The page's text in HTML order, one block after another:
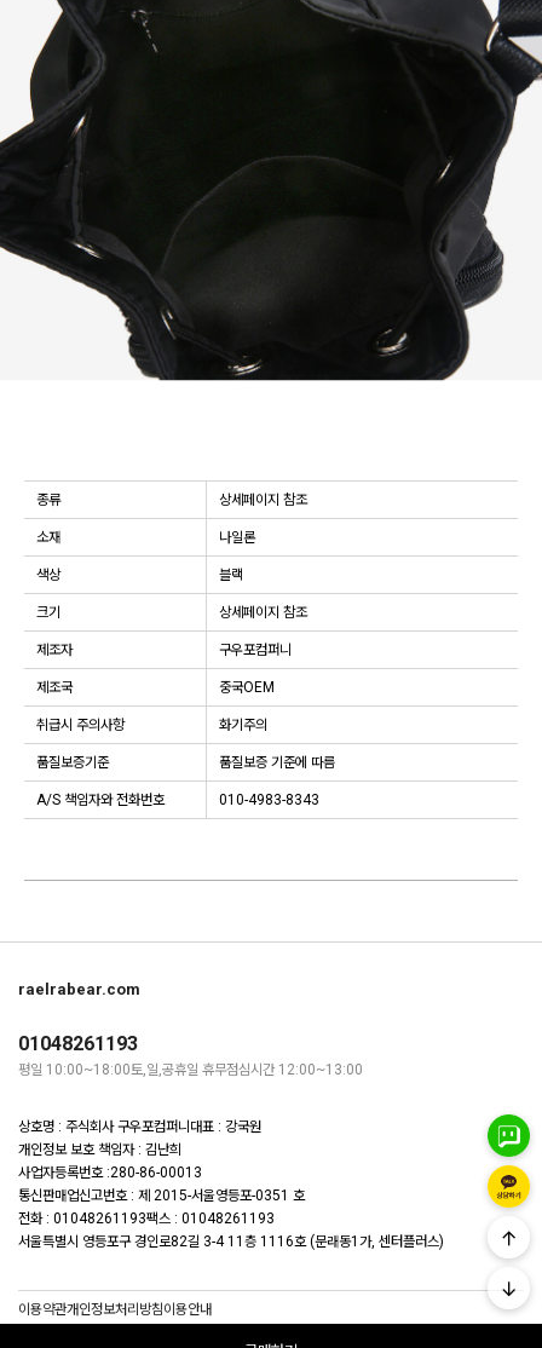
종류 상세페이지 참조
소재 나일론
색상 블랙
크기 상세페이지 참조
제조자 구우포컴퍼니
제조국 중국OEM
취급시 주의사항 화기주의
품질보증기준 품질보증 기준에 따름
A/S 책임자와 전화번호 010-4983-8343
raelrabear.com
01048261193
평일 10:00~18:00토,일,공휴일 휴무점심시간 12:00~13:00
상호명 : 주식회사 구우포컴퍼니대표 : 강국원
개인정보 보호 책임자 : 김난희
사업자등록번호 :280-86-00013
통신판매업신고번호 : 제 2015-서울영등포-0351 호
전화 : 01048261193팩스 : 01048261193
서울특별시 영등포구 경인로82길 3-4 11층 1116호 (문래동1가, 센터플러스)
이용약관개인정보처리방침이용안내